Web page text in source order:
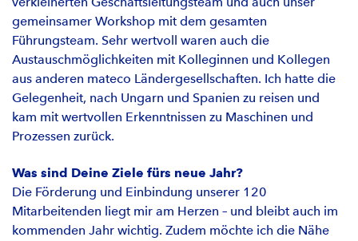
gemeinsamer Workshop mit dem gesamten
Führungsteam. Sehr wertvoll waren auch die
Austauschmöglichkeiten mit Kolleginnen und Kollegen
aus anderen mateco Ländergesellschaften. Ich hatte die
Gelegenheit, nach Ungarn und Spanien zu reisen und
kam mit wertvollen Erkenntnissen zu Maschinen und
Prozessen zurück.
Was sind Deine Ziele fürs neue Jahr?
Die Förderung und Einbindung unserer 120
Mitarbeitenden liegt mir am Herzen – und bleibt auch im
kommenden Jahr wichtig. Zudem möchte ich die Nähe